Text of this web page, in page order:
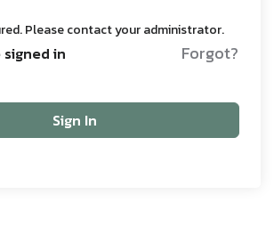
Please contact your administrator.
signed in Forgot?
Sign In